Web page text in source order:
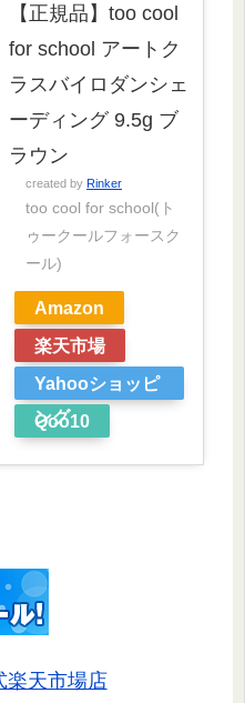
。オリーブヤングでも販売数No.1(カラーアップ
【正規品】too cool
for school アートク
ラスバイロダンシェ
ーディング 9.5g ブ
ラウン
created by Rinker
too cool for school(ト
ゥークールフォースク
ール)
Amazon
楽天市場
Yahooショッピ
ング
Qoo10
楽天市場店